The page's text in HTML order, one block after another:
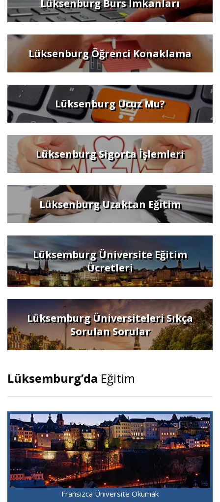
Lüksenburg Burs İmkanları
Lüksenburg Öğrenci Konaklama
Lüksenburg Ucuz Mu?
Lüksenburg Sigorta İşlemleri
Lüksenburg Uzaktan Eğitim
Lüksemburg Üniversite Eğitim
Ücretleri
Lüksemburg Üniversiteleri Sıkça
Sorulan Sorular
Lüksemburg’da Eğitim
Fransızca Üniversite Okumak